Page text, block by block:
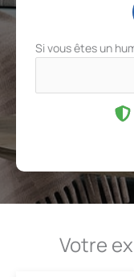
Si vous êtes un
Votre